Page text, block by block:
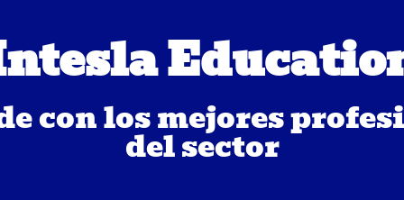
con los mejores
del sector